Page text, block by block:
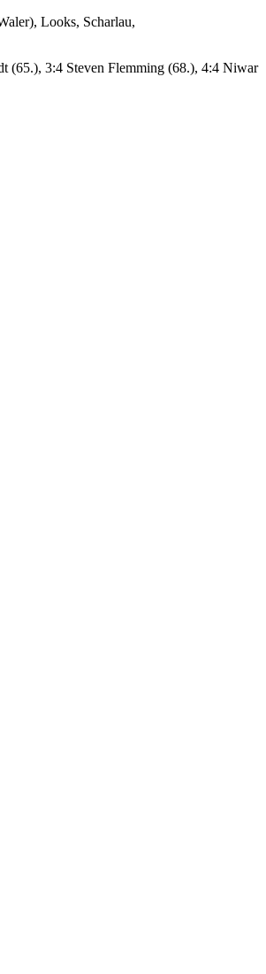
Looks, Scharlau,
(65.), 3:4 Steven Flemming (68.), 4:4 Niwar